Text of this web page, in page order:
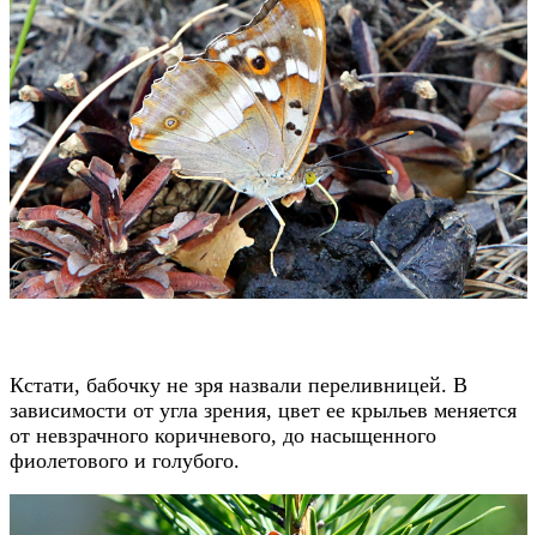
Кстати, бабочку не зря назвали переливницей. В
зависимости от угла зрения, цвет ее крыльев меняется
от невзрачного коричневого, до насыщенного
фиолетового и голубого.